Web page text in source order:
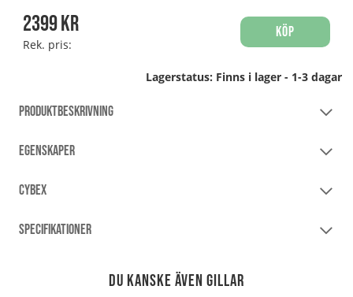
2399kr
Rek. pris:
Köp
Lagerstatus: Finns i lager - 1-3 dagar
PRODUKTBESKRIVNING
EGENSKAPER
CYBEX
SPECIFIKATIONER
Du kanske även gillar